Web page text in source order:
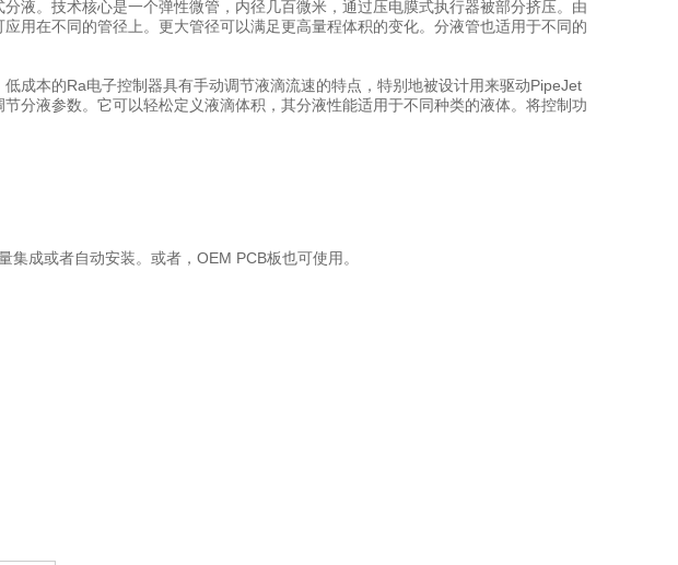
液。技术核心是一个弹性微管，内径几百微米，通过压电膜式执行器被部分挤压。由
用在不同的管径上。更大管径可以满足更高量程体积的变化。分液管也适用于不同的
成本的Ra电子控制器具有手动调节液滴流速的特点，特别地被设计用来驱动PipeJet
分液参数。它可以轻松定义液滴体积，其分液性能适用于不同种类的液体。将控制功
成或者自动安装。或者，OEM PCB板也可使用。